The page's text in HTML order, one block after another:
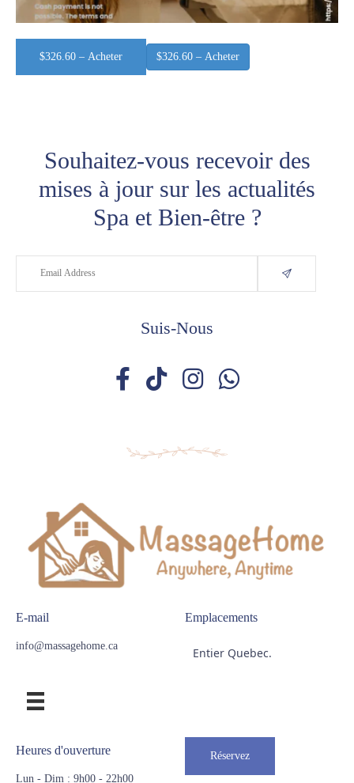
$326.60 – Acheter
Souhaitez-vous recevoir des
mises à jour sur les actualités
Spa et Bien-être ?
Suis-Nous
E-mail
info@massagehome.ca
Emplacements
Entier Quebec.
Heures d'ouverture
Lun - Dim : 9h00 - 22h00
Réservez